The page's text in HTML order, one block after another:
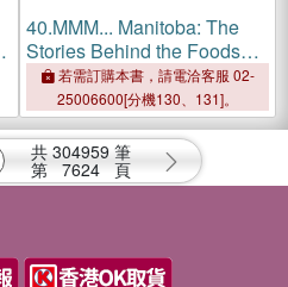
40.MMM... Manitoba: The
Stories Behind the Foods
We Eat
若需訂購本書，請電洽客服 02-
25006600[分機130、131]。
共 304959 筆
第 7624 頁